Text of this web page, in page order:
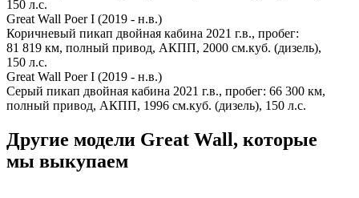
150 л.с.
Great Wall Poer I (2019 - н.в.)
Коричневый пикап двойная кабина 2021 г.в., пробег:
81 819 км, полный привод, АКПП, 2000 см.куб. (дизель),
150 л.с.
Great Wall Poer I (2019 - н.в.)
Серый пикап двойная кабина 2021 г.в., пробег: 66 300 км,
полный привод, АКПП, 1996 см.куб. (дизель), 150 л.с.
Другие модели Great Wall, которые
мы выкупаем